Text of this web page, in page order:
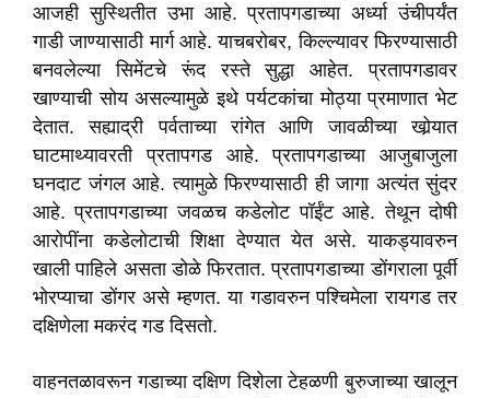
आजही सुस्थितीत उभा आहे. प्रतापगडाच्या अर्ध्या उंचीपर्यंत
गाडी जाण्यासाठी मार्ग आहे. याचबरोबर, किल्ल्यावर फिरण्यासाठी
बनवलेल्या सिमेंटचे रूंद रस्ते सुद्धा आहेत. प्रतापगडावर
खाण्याची सोय असल्यामुळे इथे पर्यटकांचा मोठ्या प्रमाणात भेट
देतात. सह्याद्री पर्वताच्या रांगेत आणि जावळीच्या खोर्‍यात
घाटमाथ्यावरती प्रतापगड आहे. प्रतापगडाच्या आजुबाजुला
घनदाट जंगल आहे. त्यामुळे फिरण्यासाठी ही जागा अत्यंत सुंदर
आहे. प्रतापगडाच्या जवळच कडेलोट पॉईंट आहे. तेथून दोषी
आरोपींना कडेलोटाची शिक्षा देण्यात येत असे. याकड्यावरुन
खाली पाहिले असता डोळे फिरतात. प्रतापगडाच्या डोंगराला पूर्वी
भोरप्याचा डोंगर असे म्हणत. या गडावरुन पश्चिमेला रायगड तर
दक्षिणेला मकरंद गड दिसतो.
वाहनतळावरून गडाच्या दक्षिण दिशेला टेहळणी बुरुजाच्या खालून